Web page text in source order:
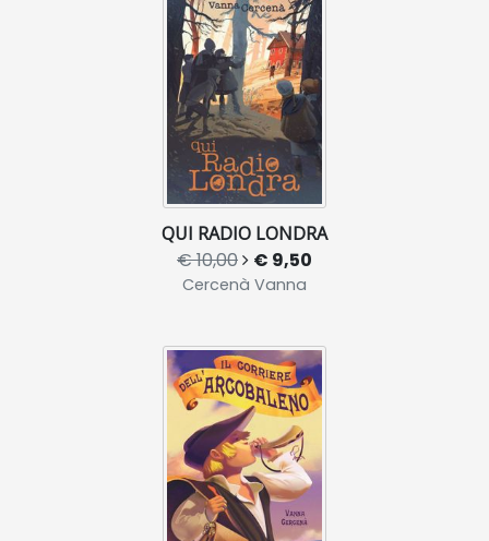
QUI RADIO LONDRA
€ 10,00 € 9,50
Cercenà Vanna